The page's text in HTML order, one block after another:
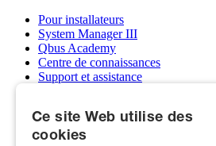
Pour installateurs
System Manager III
Qbus Academy
Centre de connaissances
Support et assistance
Devenez installateur
Ce site Web utilise des
cookies